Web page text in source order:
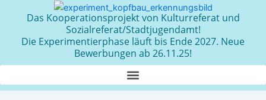
Das Kooperationsprojekt von Kulturreferat und
Sozialreferat/Stadtjugendamt!
Die Experimentierphase läuft bis Ende 2027. Neue
Bewerbungen ab 26.11.25!